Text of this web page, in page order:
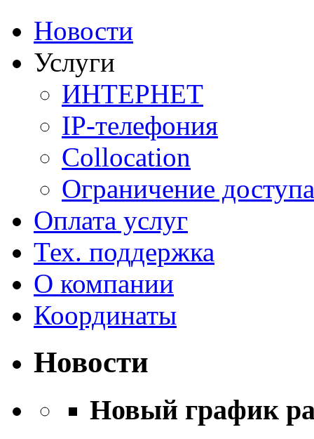
Новости
Услуги
ИНТЕРНЕТ
IP-телефония
Сollocation
Ограничение доступа
Оплата услуг
Тех. поддержка
О компании
Координаты
Новости
Новый график